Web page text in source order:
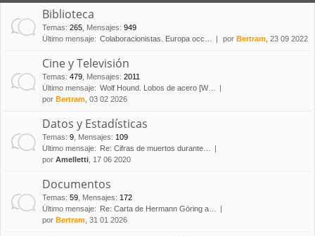
Biblioteca
Temas: 265 Mensajes: 949
Último mensaje: Colaboracionistas. Europa occ… por Bertram , 23 09 2022
Cine y Televisión
Temas: 479 Mensajes: 2011
Último mensaje: Wolf Hound. Lobos de acero [W…
por Bertram , 03 02 2026
Datos y Estadísticas
Temas: 9 Mensajes: 109
Último mensaje:
Re: Cifras de muertos durante…
por Amelletti , 17 06 2020
Documentos
Temas: 59 Mensajes: 172
Último mensaje:
Re: Carta de Hermann Göring a…
por Bertram , 31 01 2026